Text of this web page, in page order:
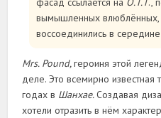
вымышленных влюблённых,
воссоединились в
Mrs. Pound,героиня этой
деле. Это всемирно
годах в Шанхае.Создавая
хотели отразить в нём